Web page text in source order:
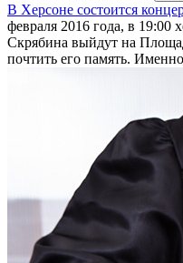
В Херсоне состоится
февраля 2016 года, в 19:00
Скрябина выйдут на
почтить его память.